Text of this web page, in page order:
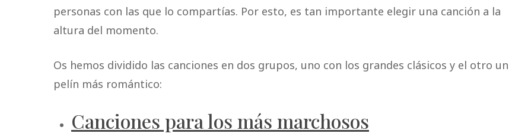
personas con las que lo compartías. Por esto, es tan importante elegir una canción a la
altura del momento.
Os hemos dividido las canciones en dos grupos, uno con los grandes clásicos y el otro un
pelín más romántico:
Canciones para los más marchosos